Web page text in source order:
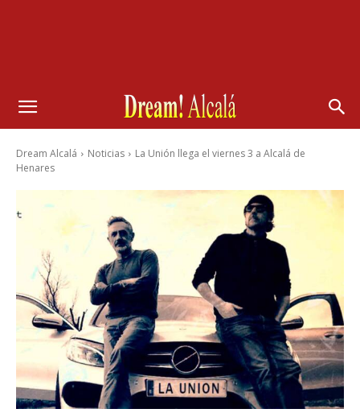
Dream Alcalá Noticias
La Unión llega el viernes 3 a Alcalá de
Henares